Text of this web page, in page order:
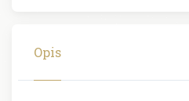
Opis